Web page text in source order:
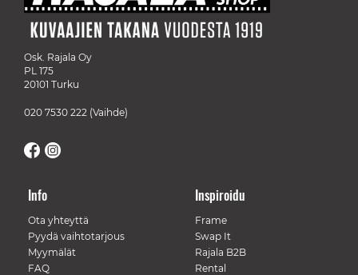
Osk. Rajala Oy
PL 175
20101 Turku
020 7530 222 (Vaihde)
Info
Ota yhteyttä
Pyydä vaihtotarjous
Myymälät
FAQ
Inspiroidu
Frame
Swap It
Rajala B2B
Rental